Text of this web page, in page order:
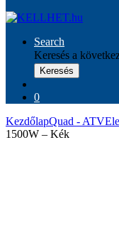
Search
Keresés a
Keresés
0
KezdőlapQuad - ATV
1500W – Kék